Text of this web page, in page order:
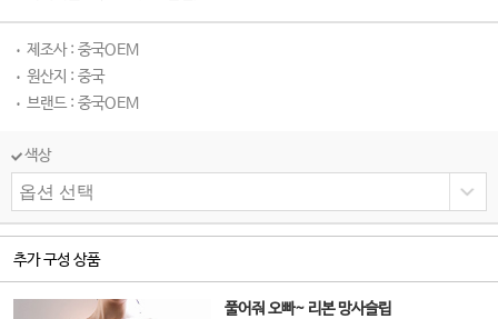
제조사 : 중국OEM
원산지 : 중국
브랜드 : 중국OEM
색상
추가 구성 상품
풀어줘 오빠~ 리본 망사슬립